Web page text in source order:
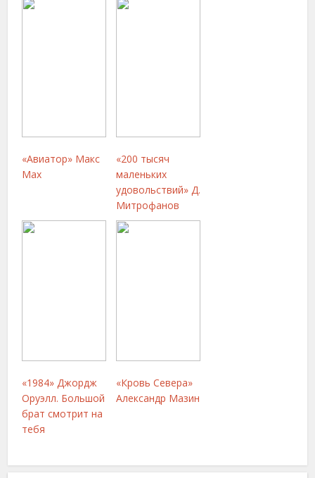
«Авиатор» Макс
Мах
«200 тысяч
маленьких
удовольствий» Д.
Митрофанов
«1984» Джордж
Оруэлл. Большой
брат смотрит на
тебя
«Кровь Севера»
Александр Мазин